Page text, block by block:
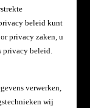
beleid kunt
privacy zaken, u
privacy beleid.
verwerken,
wij